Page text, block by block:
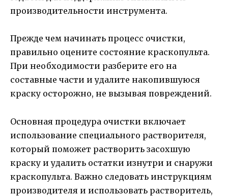
производительности инструмента.
Прежде чем начинать процесс очистки,
правильно оцените состояние краскопульта.
При необходимости разберите его на
составные части и удалите накопившуюся
краску осторожно, не вызывая повреждений.
Основная процедура очистки включает
использование специального растворителя,
который поможет растворить засохшую
краску и удалить остатки изнутри и снаружи
краскопульта. Важно следовать инструкциям
производителя и использовать растворитель,